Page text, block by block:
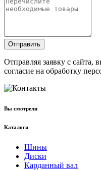
Отправить
Отправляя заявку с сайта,
согласие на обработку
Вы смотрели
Каталоги
Шины
Диски
Карданный вал